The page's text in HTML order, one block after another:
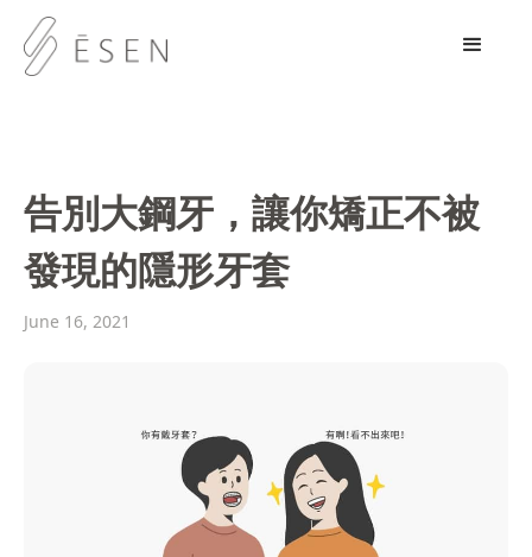
告別大鋼牙，讓你矯正不被
發現的隱形牙套
June 16, 2021